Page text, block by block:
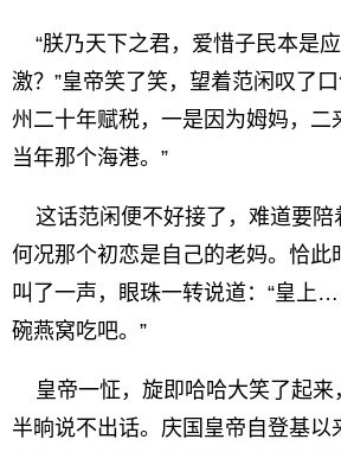
“朕乃天下之君，爱惜子民本是
激？”皇帝笑了笑，望着范闲叹了
州二十年赋税，一是因为姆妈，二
当年那个海港。”
这话范闲便不好接了，难道要陪
何况那个初恋是自己的老妈。恰此
叫了一声，眼珠一转说道：“皇上
碗燕窝吃吧。”
皇帝一怔，旋即哈哈大笑了起来
半晌说不出话。庆国皇帝自登基以